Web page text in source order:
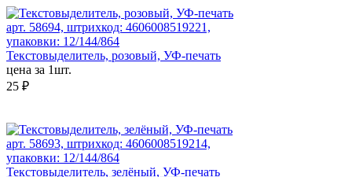
арт. 58694, штрихкод: 4606008519221,
упаковки: 12/144/864
Текстовыделитель, розовый, УФ-печать
цена за 1шт.
25 ₽
арт. 58693, штрихкод: 4606008519214,
упаковки: 12/144/864
Текстовыделитель, зелёный, УФ-печать